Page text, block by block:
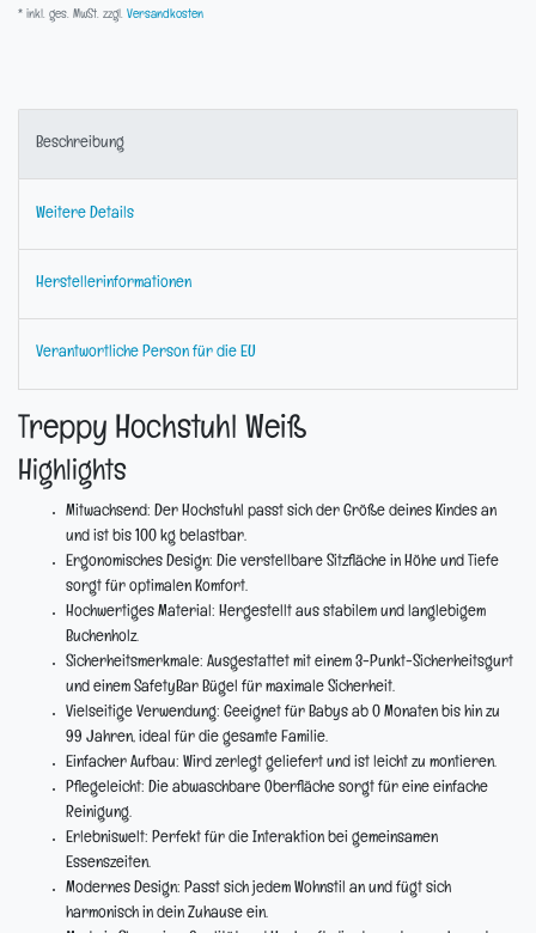
* inkl. ges. MwSt. zzgl. Versandkosten
Beschreibung
Weitere Details
Herstellerinformationen
Verantwortliche Person für die EU
Treppy Hochstuhl Weiß
Highlights
Mitwachsend: Der Hochstuhl passt sich der Größe deines Kindes an
und ist bis 100 kg belastbar.
Ergonomisches Design: Die verstellbare Sitzfläche in Höhe und Tiefe
sorgt für optimalen Komfort.
Hochwertiges Material: Hergestellt aus stabilem und langlebigem
Buchenholz.
Sicherheitsmerkmale: Ausgestattet mit einem 3-Punkt-Sicherheitsgurt
und einem SafetyBar Bügel für maximale Sicherheit.
Vielseitige Verwendung: Geeignet für Babys ab 0 Monaten bis hin zu
99 Jahren, ideal für die gesamte Familie.
Einfacher Aufbau: Wird zerlegt geliefert und ist leicht zu montieren.
Pflegeleicht: Die abwaschbare Oberfläche sorgt für eine einfache
Reinigung.
Erlebniswelt: Perfekt für die Interaktion bei gemeinsamen
Essenszeiten.
Modernes Design: Passt sich jedem Wohnstil an und fügt sich
harmonisch in dein Zuhause ein.